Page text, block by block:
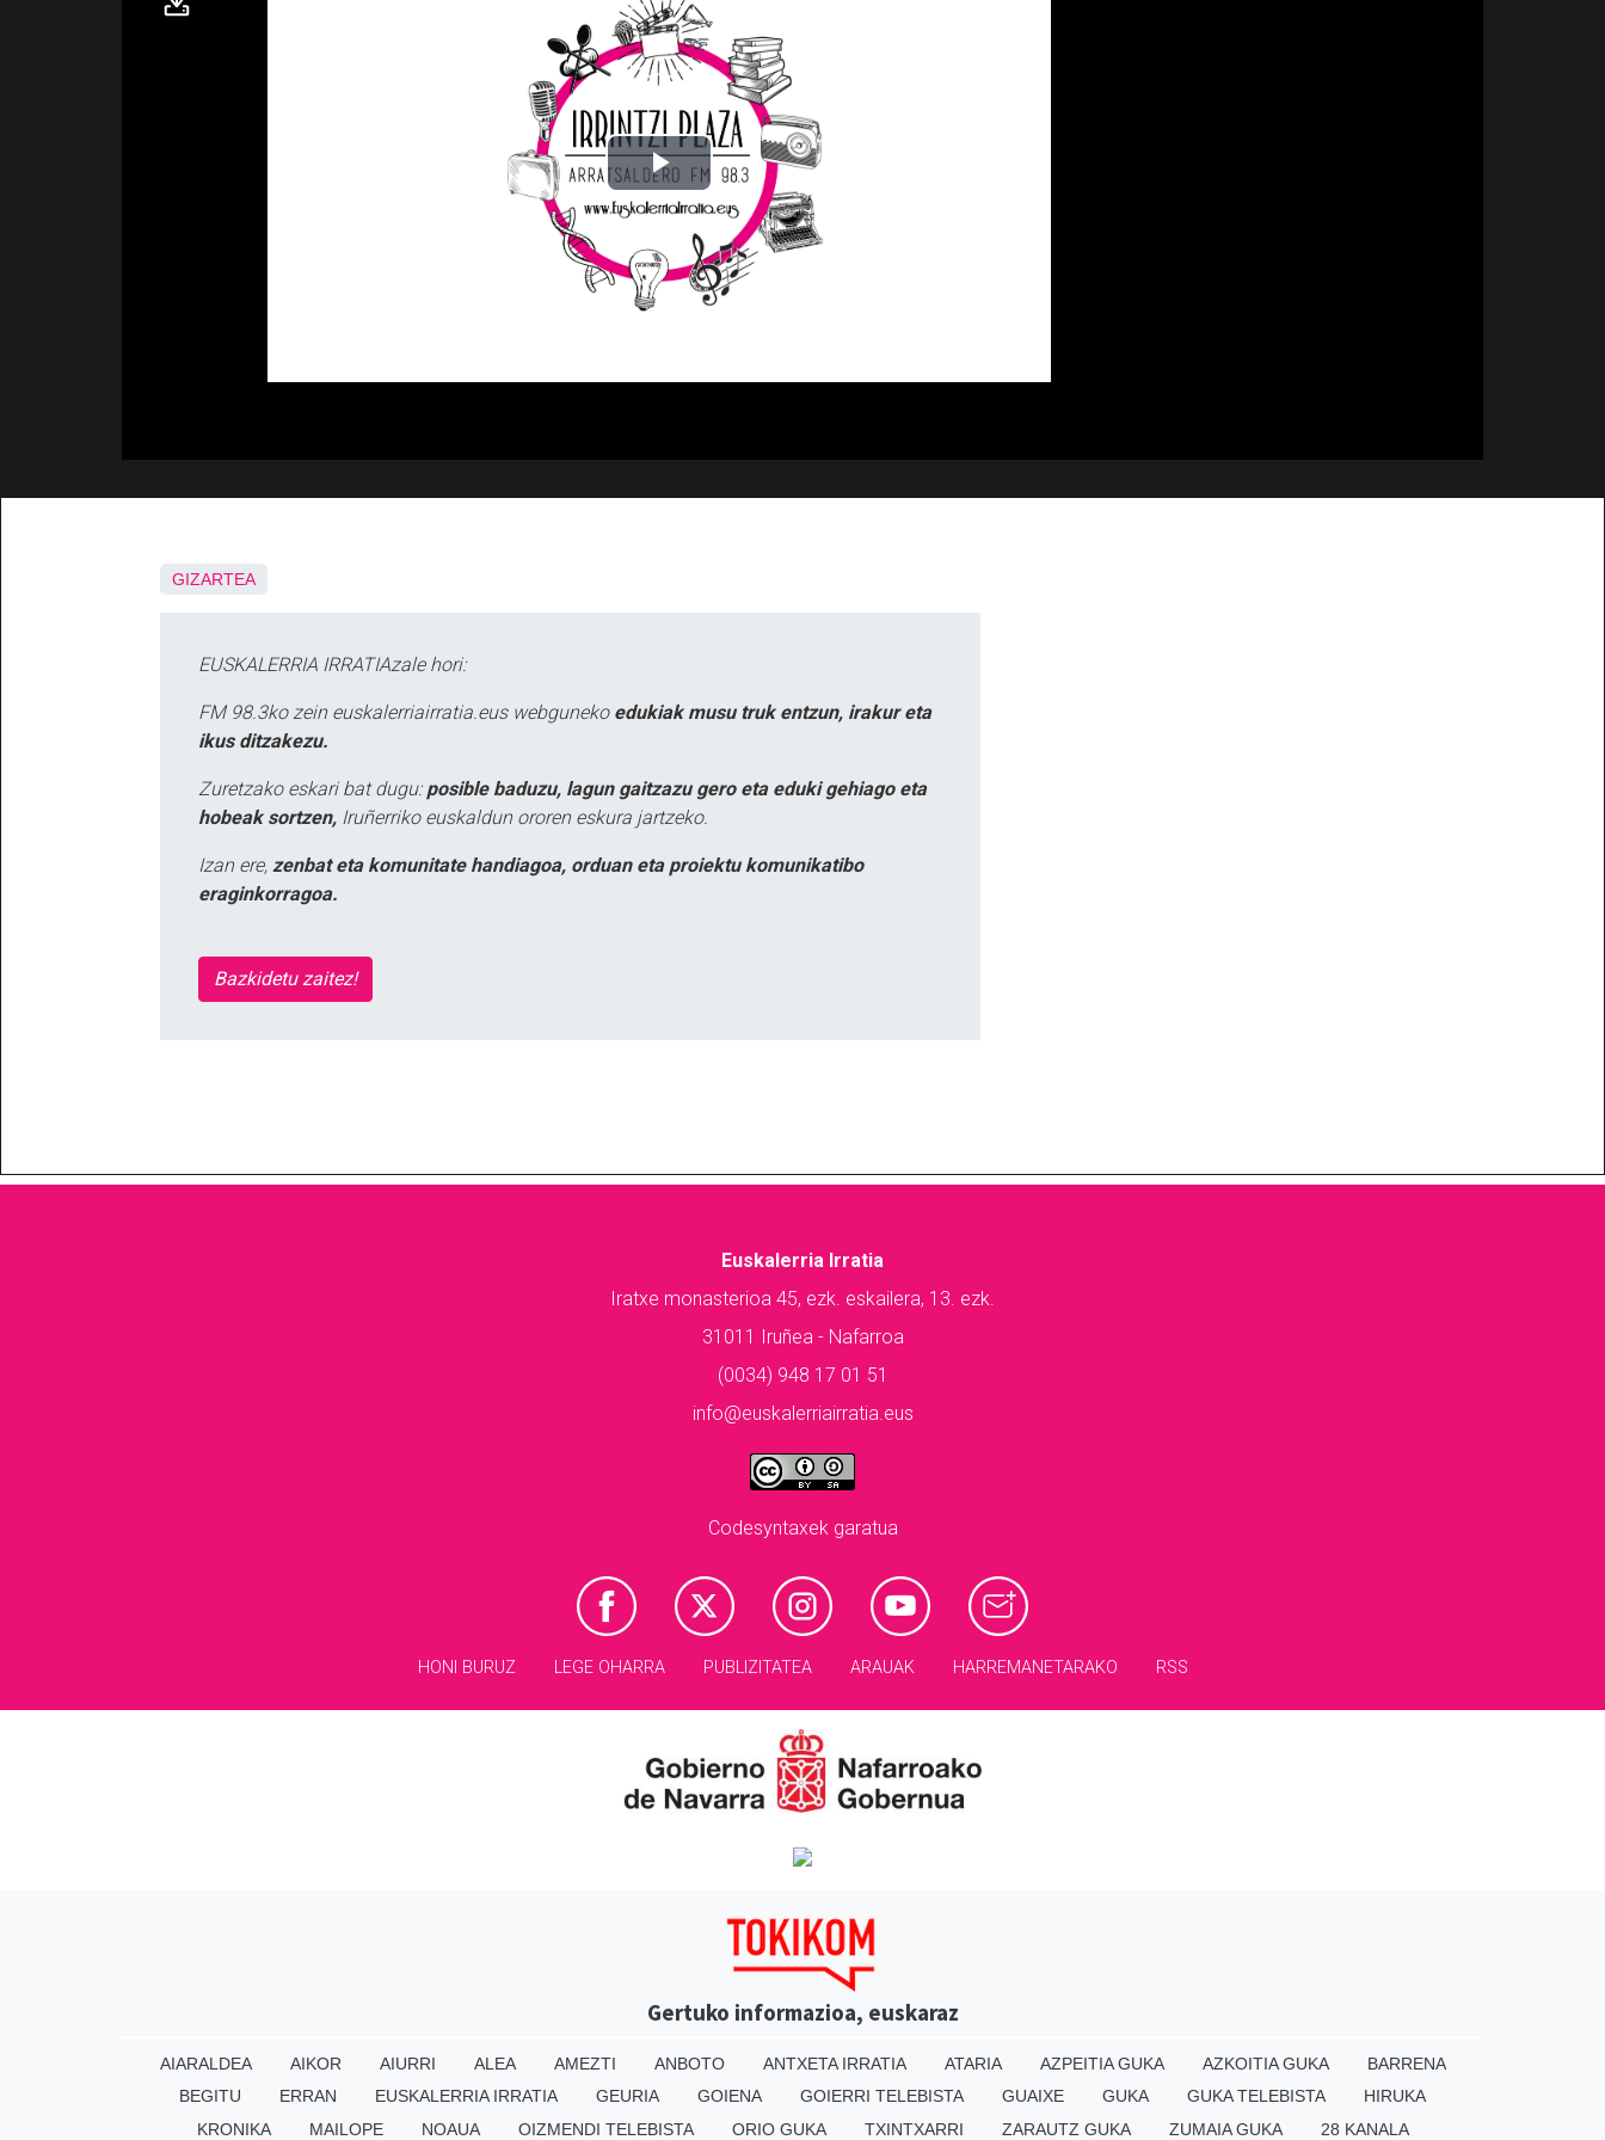
GIZARTEA
EUSKALERRIA IRRATIAzale hori:
FM 98.3ko zein euskalerriairratia.eus webguneko edukiak musu truk entzun, irakur eta
ikus ditzakezu.
Zuretzako eskari bat dugu: posible baduzu, lagun gaitzazu gero eta eduki gehiago eta
hobeak sortzen, Iruñerriko euskaldun ororen eskura jartzeko.
Izan ere, zenbat eta komunitate handiagoa, orduan eta proiektu komunikatibo
eraginkorragoa.
Bazkidetu zaitez!
Euskalerria Irratia
Iratxe monasterioa 45, ezk. eskailera, 13. ezk.
31011 Iruñea - Nafarroa
(0034) 948 17 01 51
info@euskalerriairratia.eus
Codesyntaxek garatua
HONI BURUZ LEGE OHARRA PUBLIZITATEA ARAUAK HARREMANETARAKO RSS
Gertuko informazioa, euskaraz
AIARALDEA AIKOR AIURRI ALEA AMEZTI ANBOTO ANTXETA IRRATIA ATARIA AZPEITIA GUKA AZKOITIA GUKA
BARRENA
BEGITU
ERRAN EUSKALERRIA IRRATIA GEURIA GOIENA GOIERRI TELEBISTA GUAIXE GUKA GUKA TELEBISTA
HIRUKA
KRONIKA
MAILOPE NOAUA OIZMENDI TELEBISTA ORIO GUKA TXINTXARRI ZARAUTZ GUKA ZUMAIA GUKA 28 KANALA